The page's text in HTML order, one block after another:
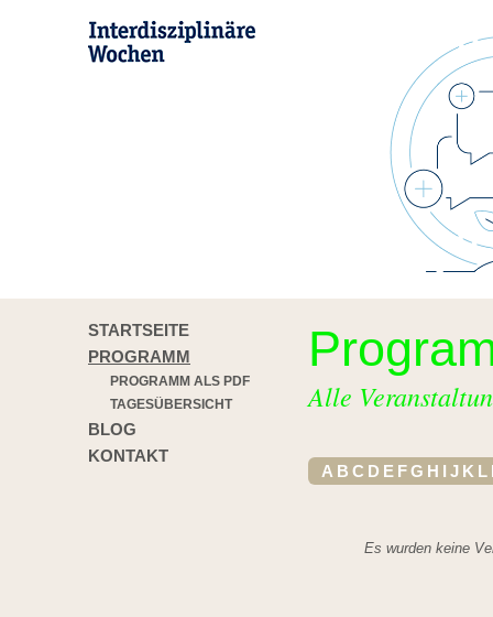
STARTSEITE
PROGRAMM
PROGRAMM ALS PDF
TAGESÜBERSICHT
BLOG
KONTAKT
Alle
A B C D E FG H I J K L
Es wurden keine